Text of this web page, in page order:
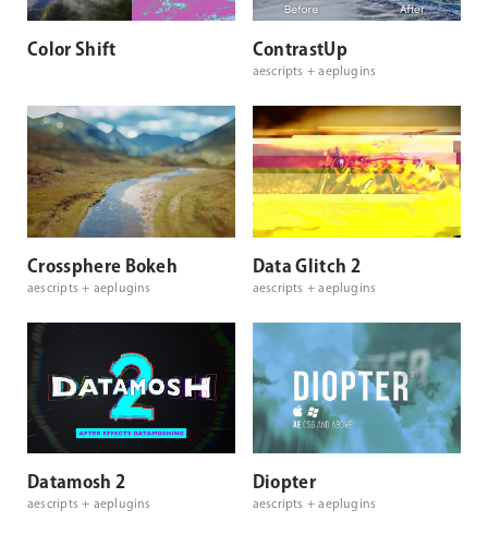
Color Shift ContrastUp
aescripts + aeplugins
Crossphere Bokeh
aescripts + aeplugins
Data Glitch 2
aescripts + aeplugins
Datamosh 2
aescripts + aeplugins
Diopter
aescripts + aeplugins